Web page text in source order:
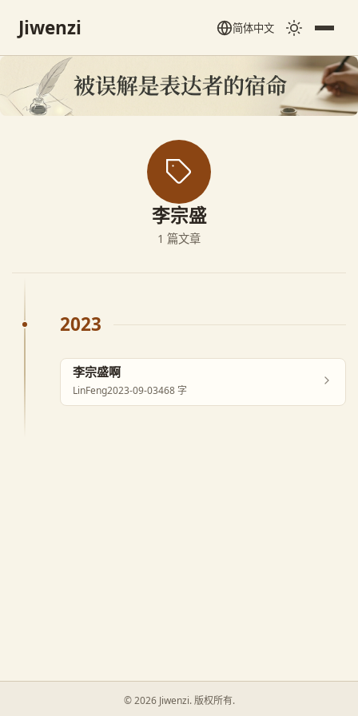
Jiwenzi 简体中文
李宗盛
1 篇文章
2023
李宗盛啊
LinFeng2023-09-03468 字
©2026Jiwenzi. 版权所有.